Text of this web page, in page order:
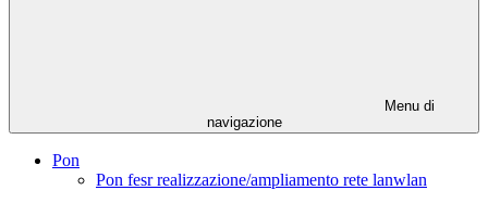
Menu di
navigazione
Pon
Pon fesr realizzazione/ampliamento rete lanwlan